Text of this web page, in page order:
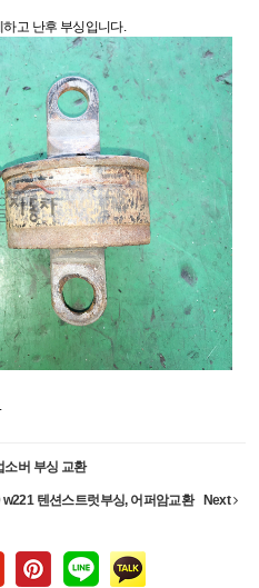
고 난후 부싱입니다.
소버 부싱 교환
w221 텐션스트럿부싱, 어퍼암교환 Next